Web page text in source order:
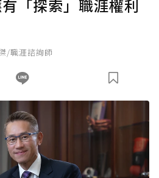
「探索」職涯權利
/職涯諮詢師